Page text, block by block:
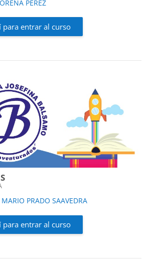
PEREZ
para entrar al curso
MARIO PRADO SAAVEDRA
para entrar al curso